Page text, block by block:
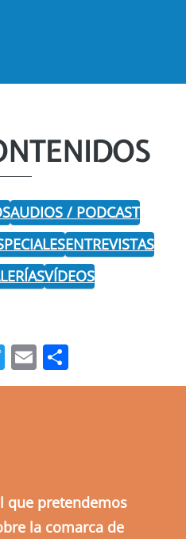
AUDIOS / PODCAST
ENTREVISTAS
VÍDEOS
Twitter
Email
que pretendemos
la comarca de